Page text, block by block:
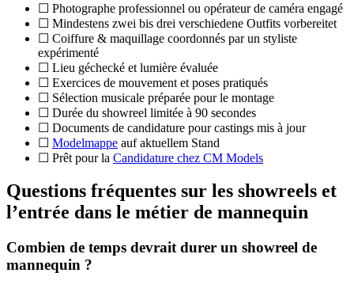
☐ Photographe professionnel ou opérateur de caméra engagé
☐ Mindestens zwei bis drei verschiedene Outfits vorbereitet
☐ Coiffure & maquillage coordonnés par un styliste
expérimenté
☐ Lieu géchecké et lumière évaluée
☐ Exercices de mouvement et poses pratiqués
☐ Sélection musicale préparée pour le montage
☐ Durée du showreel limitée à 90 secondes
☐ Documents de candidature pour castings mis à jour
☐ Modelmappe auf aktuellem Stand
☐ Prêt pour la Candidature chez CM Models
Questions fréquentes sur les showreels et
l’entrée dans le métier de mannequin
Combien de temps devrait durer un showreel de
mannequin ?